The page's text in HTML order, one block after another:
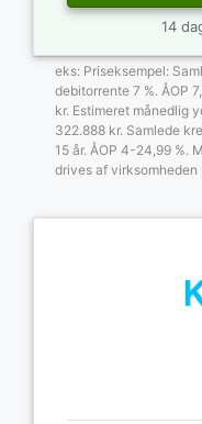
14
eks: Priseksempel:
debitorrente 7 %. ÅOP
kr. Estimeret månedlig
322.888 kr. Samlede
15 år. ÅOP 4-24,99 %.
drives af virksomheden